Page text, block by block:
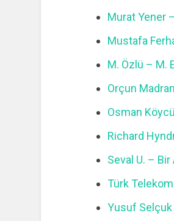
Murat Yener
Mustafa
M. Özlü – M.
Orçun
Osman
Richard
Seval U. –
Türk
Yusuf Selçuk